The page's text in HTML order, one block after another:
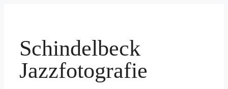
Schindelbeck
Jazzfotografie